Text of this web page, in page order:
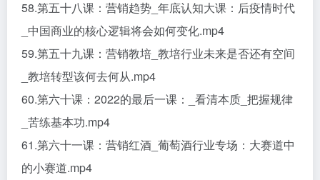
58.第五十八课：营销趋势_年底认知大课：后疫情时代
_中国商业的核心逻辑将会如何变化.mp4
59.第五十九课：营销教培_教培行业未来是否还有空间
_教培转型该何去何从.mp4
60.第六十课：2022的最后一课：_看清本质_把握规律
_苦练基本功.mp4
61.第六十一课：营销红酒_葡萄酒行业专场：大赛道中
的小赛道.mp4